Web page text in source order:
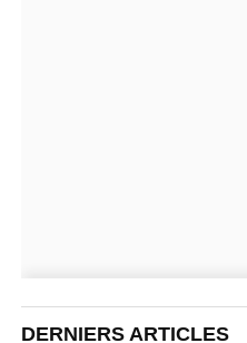
DERNIERS ARTICLES